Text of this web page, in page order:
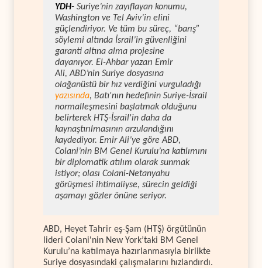
YDH- Suriye’nin zayıflayan konumu,
Washington ve Tel Aviv’in elini
güçlendiriyor. Ve tüm bu süreç, “barış”
söylemi altında İsrail’in güvenliğini
garanti altına alma projesine
dayanıyor. El-Ahbaryazarı Emir
Ali, ABD’nin Suriye dosyasına
olağanüstü bir hız verdiğini vurguladığı
yazısında, Batı'nın hedefinin Suriye-İsrail
normalleşmesini başlatmak olduğunu
belirterek HTŞ-İsrail'in daha da
kaynaştırılmasının arzulandığını
kaydediyor. Emir Ali’ye göre ABD,
Colani’nin BM Genel Kurulu’na katılımını
bir diplomatik atılım olarak sunmak
istiyor; olası Colani-Netanyahu
görüşmesi ihtimaliyse, sürecin geldiği
aşamayı gözler önüne seriyor.
ABD, Heyet Tahrir eş-Şam (HTŞ) örgütünün
lideri Colani'nin New York’taki BM Genel
Kurulu’na katılmaya hazırlanmasıyla birlikte
Suriye dosyasındaki çalışmalarını hızlandırdı.